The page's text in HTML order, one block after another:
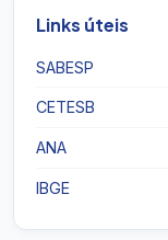
Links úteis
SABESP
CETESB
ANA
IBGE